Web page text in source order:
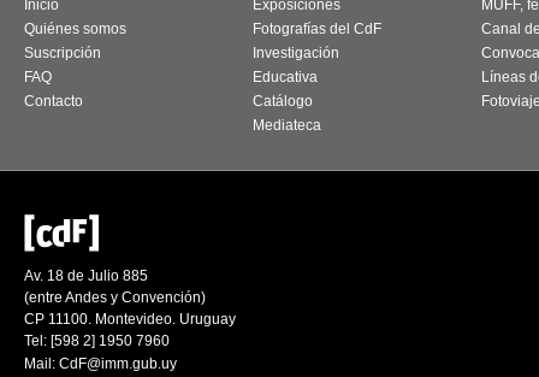
Inicio
Quiénes somos
Suscripción
FAQ
Contacto
Exposiciones
Fotografías del CdF
Investigación
Educativa
Catálogo
Mediateca
MUFF,
Canal
Líneas
Av. 18 de Julio 885
(entre Andes y Convención)
CP 11100. Montevideo. Uruguay
Tel: [598 2] 1950 7960
Mail: CdF@imm.gub.uy